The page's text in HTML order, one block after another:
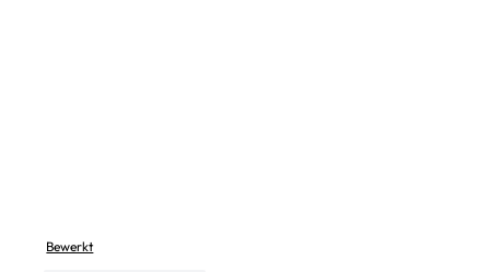
Bewerkt